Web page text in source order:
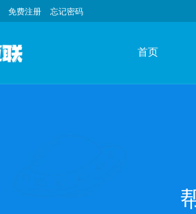
免费注册 忘记密码
首页